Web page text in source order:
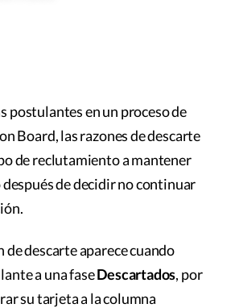
postulantes en un proceso de
Board, las razones de descarte
de reclutamiento a mantener
de decidir no continuar
de descarte aparece cuando
a una faseDescartados, por
su tarjeta a la columna